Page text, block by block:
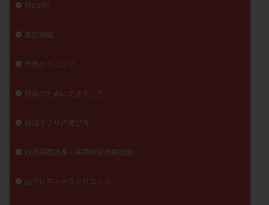
卵の話し
厚仁病院
大島クリニック
妊娠のためにできること
妊活サプリの選び方
妊活基礎講座＜基礎体温表解説編＞
山下レディースクリニック